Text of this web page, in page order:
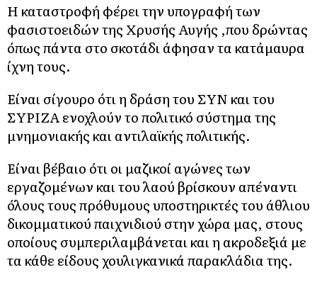
Η καταστροφή φέρει την υπογραφή των
φασιστοειδών της Χρυσής Αυγής ,που δρώντας
όπως πάντα στο σκοτάδι άφησαν τα κατάμαυρα
ίχνη τους.
Είναι σίγουρο ότι η δράση του ΣΥΝ και του
ΣΥΡΙΖΑ ενοχλούν το πολιτικό σύστημα της
μνημονιακής και αντιλαϊκής πολιτικής.
Είναι βέβαιο ότι οι μαζικοί αγώνες των
εργαζομένων και του λαού βρίσκουν απέναντι
όλους τους πρόθυμους υποστηρικτές του άθλιου
δικομματικού παιχνιδιού στην χώρα μας, στους
οποίους συμπεριλαμβάνεται και η ακροδεξιά με
τα κάθε είδους χουλιγκανικά παρακλάδια της.